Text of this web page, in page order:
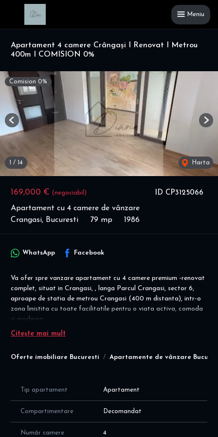
Meniu
Apartament 4 camere Crângași I Renovat I Metrou
400m I COMISION 0%
ID CP3125066
169,000 € (negociabil)
Apartament cu 4 camere de vânzare
Crangasi, Bucuresti
79 mp 1986
Comision 0%
1 / 14 Harta
Previous
Oferte imobiliare Bucuresti Apartamente de vânzare
WhatsApp Facebook
Va ofer spre vanzare apartament cu 4 camere premium -renovat
complet, situat in Crangasi, , langa Parcul Crangasi, sector 6,
aproape de statia de metrou Crangasi (400 m distanta), intr-o
zona linistita cu toate facilitatile pentru o viata activa, comoda
si moderna.
Apartamentul se vinde asa cum este prezentat in poze!
Detalii vanzare: se accepta credit!
vânzare la notariat! Servicii de finanțare - Broker credite -
instituțiile financiare de top!
Apartamentul este decomandat, situat la etajul 6/8, intr-un bloc
cosntruit in 1986 si reabilitat termic, cu suprafata utila totala de
Citește mai mult
Tip apartament Apartament
Compartimentare Decomandat
Număr camere 4